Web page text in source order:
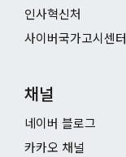
인사혁신처
사이버국가고시센터
채널
네이버 블로그
카카오 채널